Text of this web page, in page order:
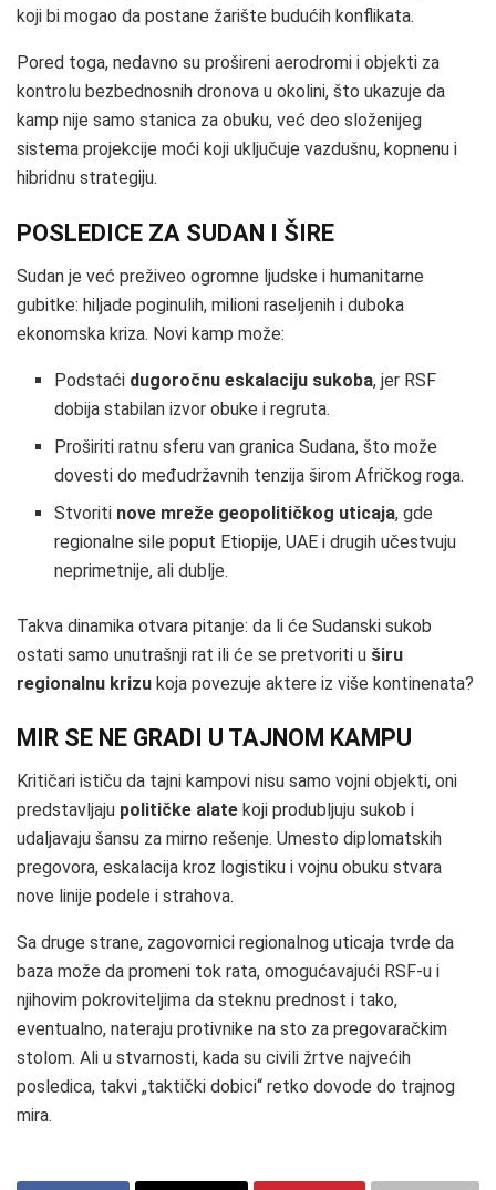
koji bi mogao da postane žarište budućih konflikata.
Pored toga, nedavno su prošireni aerodromi i objekti za
kontrolu bezbednosnih dronova u okolini, što ukazuje da
kamp nije samo stanica za obuku, već deo složenijeg
sistema projekcije moći koji uključuje vazdušnu, kopnenu i
hibridnu strategiju.
POSLEDICE ZA SUDAN I ŠIRE
Sudan je već preživeo ogromne ljudske i humanitarne
gubitke: hiljade poginulih, milioni raseljenih i duboka
ekonomska kriza. Novi kamp može:
Podstaći dugoročnu eskalaciju sukoba, jer RSF
dobija stabilan izvor obuke i regruta.
Proširiti ratnu sferu van granica Sudana, što može
dovesti do međudržavnih tenzija širom Afričkog roga.
Stvoriti nove mreže geopolitičkog uticaja, gde
regionalne sile poput Etiopije, UAE i drugih učestvuju
neprimetnije, ali dublje.
Takva dinamika otvara pitanje: da li će Sudanski sukob
ostati samo unutrašnji rat ili će se pretvoriti u širu
regionalnu krizu koja povezuje aktere iz više kontinenata?
MIR SE NE GRADI U TAJNOM KAMPU
Kritičari ističu da tajni kampovi nisu samo vojni objekti, oni
predstavljaju političke alate koji produbljuju sukob i
udaljavaju šansu za mirno rešenje. Umesto diplomatskih
pregovora, eskalacija kroz logistiku i vojnu obuku stvara
nove linije podele i strahova.
Sa druge strane, zagovornici regionalnog uticaja tvrde da
baza može da promeni tok rata, omogućavajući RSF‑u i
njihovim pokroviteljima da steknu prednost i tako,
eventualno, nateraju protivnike na sto za pregovaračkim
stolom. Ali u stvarnosti, kada su civili žrtve najvećih
posledica, takvi „taktički dobici“ retko dovode do trajnog
mira.